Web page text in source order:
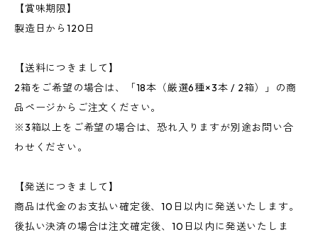
【賞味期限】
製造日から120日
【送料につきまして】
2箱をご希望の場合は、「18本（厳選6種×3本 / 2箱）」の商
品ページからご注文ください。
※3箱以上をご希望の場合は、恐れ入りますが別途お問い合
わせください。
【発送につきまして】
商品は代金のお支払い確定後、10日以内に発送いたします。
後払い決済の場合は注文確定後、10日以内に発送いたしま